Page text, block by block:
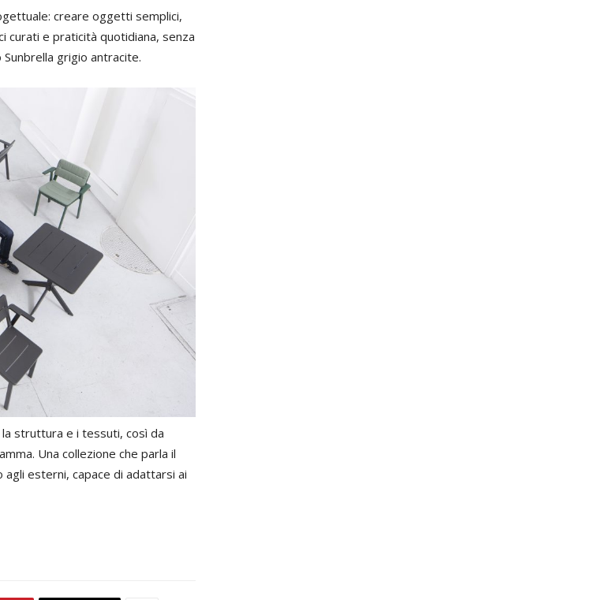
creare oggetti semplici,
curati e praticità quotidiana, senza
grigio antracite.
struttura e i tessuti, così da
Una collezione che parla il
esterni, capace di adattarsi ai